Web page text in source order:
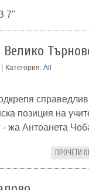
7"
Велико
Категория: All
позиция на
жа Антоанета
ПРОЧЕТИ